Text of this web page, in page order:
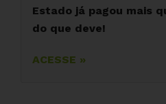
Estado já pagou mais
do que deve!
ACESSE »